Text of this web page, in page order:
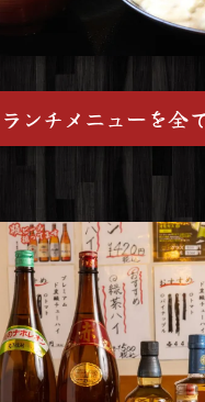
ランチメニューを全